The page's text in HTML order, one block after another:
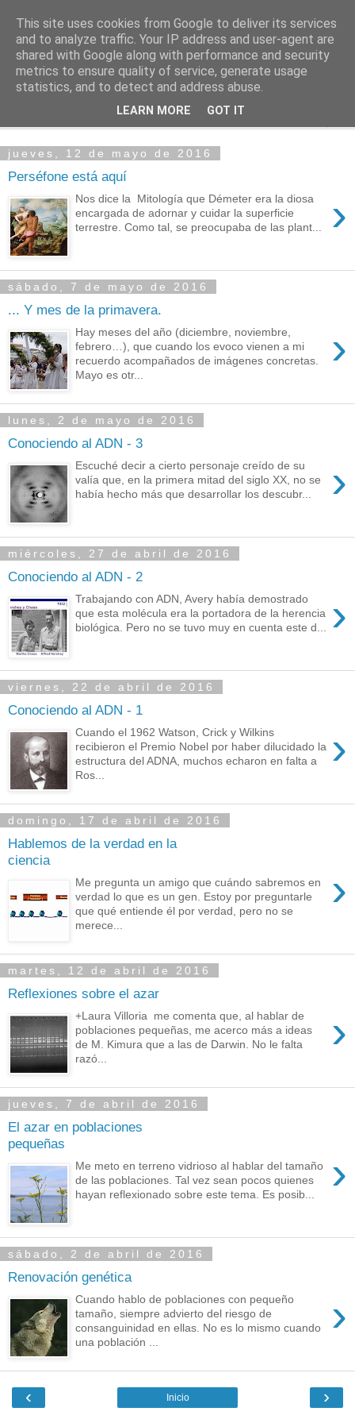
PASEANTE SILENCIOSO
Blog personal de Emilio Valadé del Río
jueves, 12 de mayo de 2016
Perséfone está aquí
›
Nos dice la Mitología que Démeter era la diosa
encargada de adornar y cuidar la superficie
terrestre. Como tal, se preocupaba de las plant...
sábado, 7 de mayo de 2016
... Y mes de la primavera.
›
Hay meses del año (diciembre, noviembre,
febrero…), que cuando los evoco vienen a mi
recuerdo acompañados de imágenes concretas.
Mayo es otr...
lunes, 2 de mayo de 2016
Conociendo al ADN - 3
›
Escuché decir a cierto personaje creído de su
valía que, en la primera mitad del siglo XX, no se
había hecho más que desarrollar los descubr...
miércoles, 27 de abril de 2016
Conociendo al ADN - 2
›
Trabajando con ADN, Avery había demostrado
que esta molécula era la portadora de la herencia
biológica. Pero no se tuvo muy en cuenta este d...
viernes, 22 de abril de 2016
Conociendo al ADN - 1
›
Cuando el 1962 Watson, Crick y Wilkins
recibieron el Premio Nobel por haber dilucidado la
estructura del ADNA, muchos echaron en falta a
Ros...
domingo, 17 de abril de 2016
Hablemos de la verdad en la
ciencia
›
Me pregunta un amigo que cuándo sabremos en
verdad lo que es un gen. Estoy por preguntarle
que qué entiende él por verdad, pero no se
merece...
martes, 12 de abril de 2016
Reflexiones sobre el azar
›
+Laura Villoria me comenta que, al hablar de
poblaciones pequeñas, me acerco más a ideas
de M. Kimura que a las de Darwin. No le falta
razó...
jueves, 7 de abril de 2016
El azar en poblaciones
pequeñas
›
Me meto en terreno vidrioso al hablar del tamaño
de las poblaciones. Tal vez sean pocos quienes
hayan reflexionado sobre este tema. Es posib...
sábado, 2 de abril de 2016
Renovación genética
›
Cuando hablo de poblaciones con pequeño
tamaño, siempre advierto del riesgo de
consanguinidad en ellas. No es lo mismo cuando
una población ...
‹ ›
Inicio
This site uses cookies from Google to deliver its services
and to analyze traffic. Your IP address and user-agent are
shared with Google along with performance and security
metrics to ensure quality of service, generate usage
statistics, and to detect and address abuse.
LEARN MORE GOT IT